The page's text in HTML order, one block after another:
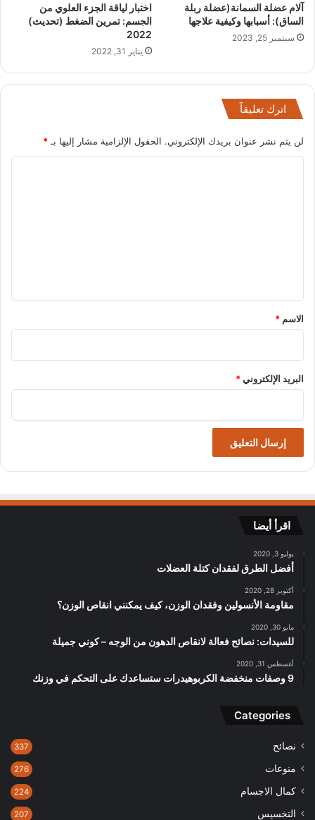
آلام عضلة السمانة(عضلة ربلة
الساق): أسبابها وكيفية علاجها
سبتمبر 25, 2023
اختبار لياقة الجزء العلوي من
الجسم: تمرين الضغط (تحديث)
2022
يناير 31, 2022
اترك تعليقاً
لن يتم نشر عنوان بريدك الإلكتروني. الحقول الإلزامية مشار إليها بـ *
*
الاسم *
البريد الإلكتروني*
اقرأ أيضا
يوليو 3, 2020
أفضل الطرق لفقدان كتلة العضلات
أكتوبر 28, 2020
مقاومة الأنسولين وفقدان الوزن، كيف يمكنني انقاص الوزن؟
مايو 30, 2020
للسيدات: نصائح فعالة لانقاص الدهون من الوجه – كوني جميلة
أغسطس 31, 2020
9 وصفات منخفضة الكربوهيدرات ستساعدك على التحكم في وزنك
Categories
نصائح 337
منوعات 276
كمال الاجسام 224
التخسيس 207